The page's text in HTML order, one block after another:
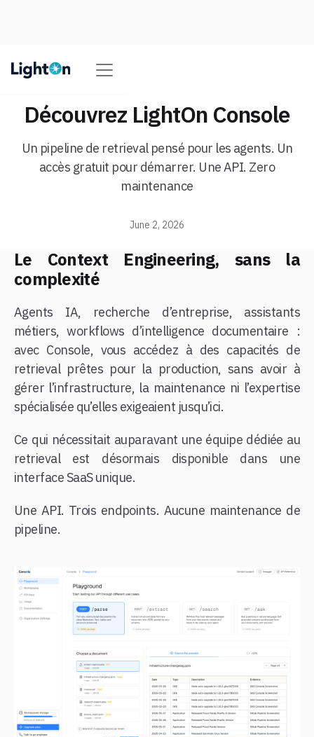
Découvrez LightOn Console
Un pipeline de retrieval pensé pour les agents. Un
accès gratuit pour démarrer. Une API. Zero
maintenance
June 2, 2026
Le Context Engineering, sans la
complexité
Agents IA, recherche d’entreprise, assistants
métiers, workflows d’intelligence documentaire :
avec Console, vous accédez à des capacités de
retrieval prêtes pour la production, sans avoir à
gérer l’infrastructure, la maintenance ni l’expertise
spécialisée qu’elles exigeaient jusqu’ici.
Ce qui nécessitait auparavant une équipe dédiée au
retrieval est désormais disponible dans une
interface SaaS unique.
Une API. Trois endpoints. Aucune maintenance de
pipeline.